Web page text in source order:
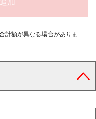
計額が異なる場合がありま